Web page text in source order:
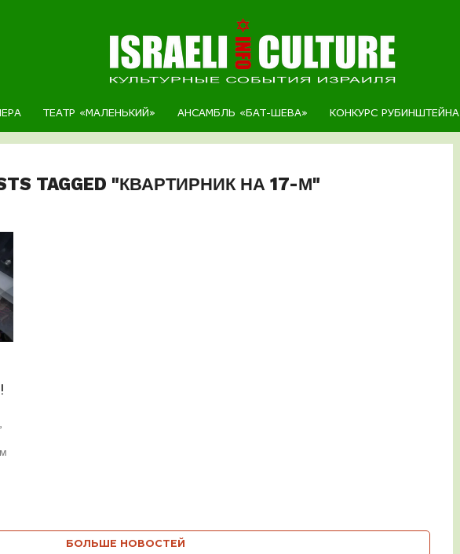
ТЕАТР «МАЛЕНЬКИЙ» АНСАМБЛЬ «БАТ-ШЕВА» КОНКУРС РУБИНШТЕЙНА
TAGGED "КВАРТИРНИК НА 17-М"
БОЛЬШЕ НОВОСТЕЙ